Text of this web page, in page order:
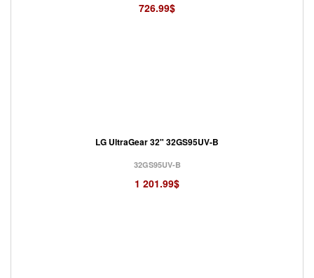
726.99$
LG UltraGear 32" 32GS95UV-B
32GS95UV-B
1 201.99$